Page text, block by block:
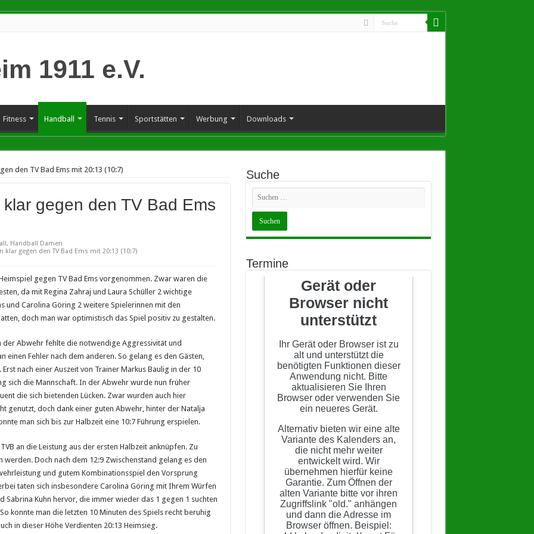
Fitness Handball Tennis Sportstätten Werbung Downloads
den TV Bad Ems mit 20:13 (10:7)
gegen den TV Bad Ems
, Handball Damen
klar gegen den TV Bad Ems mit 20:13 (10:7)
gegen TV Bad Ems vorgenommen. Zwar waren die
da mit Regina Zahraj und Laura Schüller 2 wichtige
und Carolina Göring 2 weitere Spielerinnen mit den
doch man war optimistisch das Spiel positiv zu gestalten.
Abwehr fehlte die notwendige Aggressivität und
Fehler nach dem anderen. So gelang es den Gästen,
nach einer Auszeit von Trainer Markus Baulig in der 10
sich die Mannschaft. In der Abwehr wurde nun früher
die sich bietenden Lücken. Zwar wurden auch hier
genutzt, doch dank einer guten Abwehr, hinter der Natalja
man sich bis zur Halbzeit eine 10:7 Führung erspielen.
an die Leistung aus der ersten Halbzeit anknüpfen. Zu
Doch nach dem 12:9 Zwischenstand gelang es den
und gutem Kombinationsspiel den Vorsprung
taten sich insbesondere Carolina Göring mit Ihrem Würfen
Sabrina Kuhn hervor, die immer wieder das 1 gegen 1 suchten
konnte man die letzten 10 Minuten des Spiels recht beruhig
in dieser Höhe Verdienten 20:13 Heimsieg.
Suche
Termine